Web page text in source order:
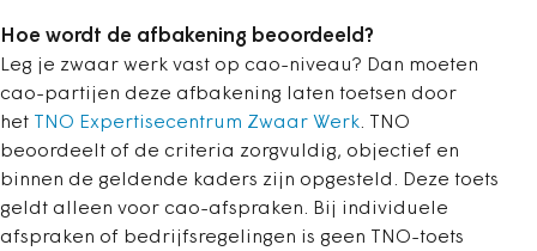
Hoe wordt de afbakening beoordeeld?
Leg je zwaar werk vast op cao-niveau? Dan moeten
cao-partijen deze afbakening laten toetsen door
het
TNO Expertisecentrum Zwaar Werk. TNO
beoordeelt of de criteria zorgvuldig, objectief en
binnen de geldende kaders zijn opgesteld. Deze toets
geldt alleen voor cao-afspraken. Bij individuele
afspraken of bedrijfsregelingen is geen TNO-toets